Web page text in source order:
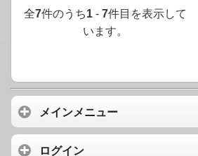
全7件のうち1 - 7件目を表示して
います。
メインメニュー
ログイン